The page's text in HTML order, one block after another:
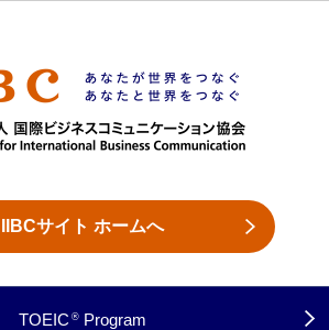
IIBCサイト ホームへ
TOEIC ® Program